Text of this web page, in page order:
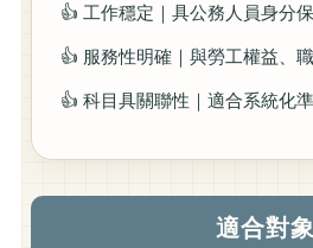
👍 工作穩定｜具公務人員身分
👍 服務性明確｜與勞工權益、
👍 科目具關聯性｜適合系統化
適合對象